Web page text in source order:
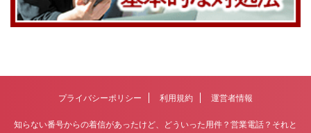
プライバシーポリシー 利用規約 運営者情報
知らない番号からの着信があったけど、どういった用件？営業電話？それと